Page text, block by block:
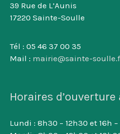
39 Rue de L’Aunis
17220 Sainte-Soulle
Tél : 05 46 37 00 35
Mail : mairie@sainte-
Horaires d’ouverture
Lundi : 8h30 – 12h30 et 16h –